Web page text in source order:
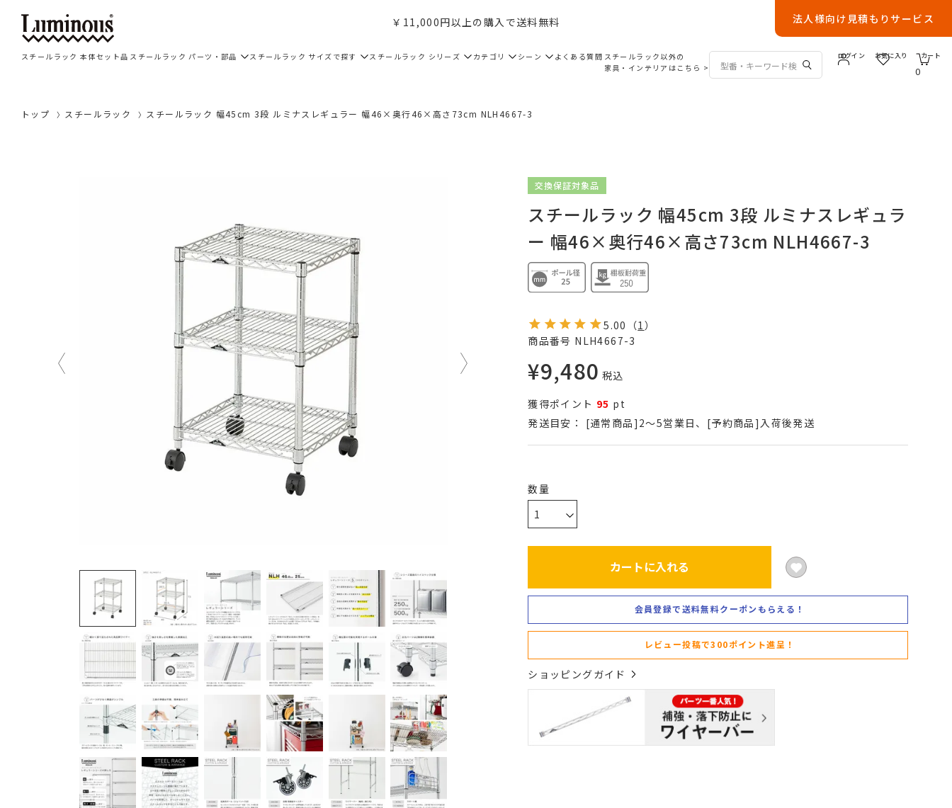
￥11,000円以上の購入で送料無料 法人様向け見積もりサービス
スチールラック 本体セット品 スチールラック パーツ・部品 スチールラック サイズで探す スチールラック シリーズ カテゴリ シーン よくある質問 スチールラック以外の
家具・インテリアはこちら >
ログイン お気に入り
0
カート
トップ スチールラック スチールラック 幅45cm 3段 ルミナスレギュラー 幅46×奥行46×高さ73cm NLH4667-3
交換保証対象品
スチールラック 幅45cm 3段 ルミナスレギュラ
ー 幅46×奥行46×高さ73cm NLH4667-3
5.00 （1 ）
商品番号 NLH4667-3
¥9,480 税込
獲得ポイント 95 pt
発送目安：
[通常商品]2～5営業日、[予約商品]入荷後発送
カートに入れる
会員登録で送料無料クーポンもらえる！
レビュー投稿で300ポイント進呈！
ショッピングガイド